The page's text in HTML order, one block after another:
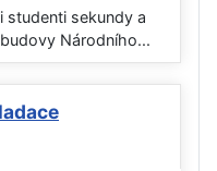
studenti sekundy a
Národního...